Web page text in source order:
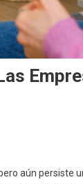
aún persiste